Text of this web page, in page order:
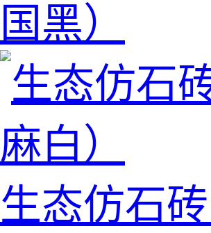
国黑）
生态仿石